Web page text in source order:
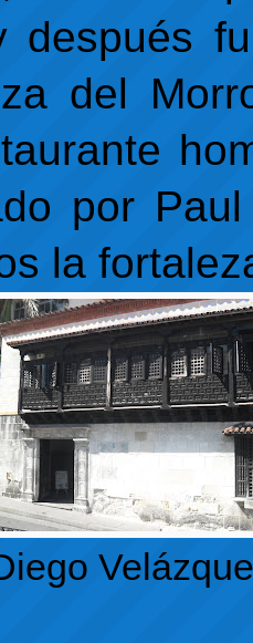
después
del
por Paul
la